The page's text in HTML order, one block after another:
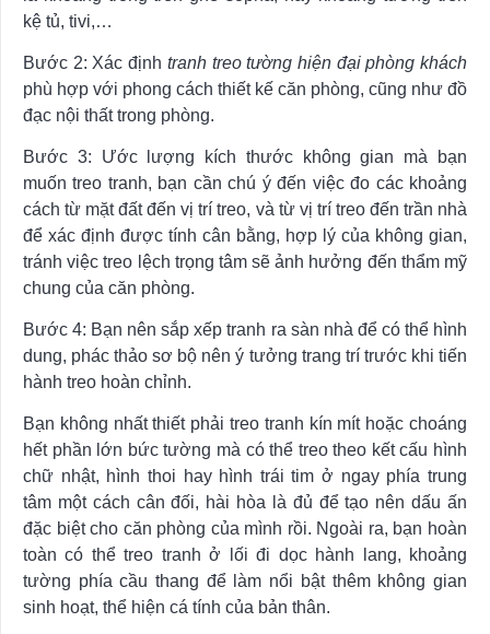
kệ tủ, tivi,…
Bước 2: Xác định tranh treo tường hiện đại phòng khách
phù hợp với phong cách thiết kế căn phòng, cũng như đồ
đạc nội thất trong phòng.
Bước 3: Ước lượng kích thước không gian mà bạn
muốn treo tranh, bạn cần chú ý đến việc đo các khoảng
cách từ mặt đất đến vị trí treo, và từ vị trí treo đến trần nhà
để xác định được tính cân bằng, hợp lý của không gian,
tránh việc treo lệch trọng tâm sẽ ảnh hưởng đến thẩm mỹ
chung của căn phòng.
Bước 4: Bạn nên sắp xếp tranh ra sàn nhà để có thể hình
dung, phác thảo sơ bộ nên ý tưởng trang trí trước khi tiến
hành treo hoàn chỉnh.
Bạn không nhất thiết phải treo tranh kín mít hoặc choáng
hết phần lớn bức tường mà có thể treo theo kết cấu hình
chữ nhật, hình thoi hay hình trái tim ở ngay phía trung
tâm một cách cân đối, hài hòa là đủ để tạo nên dấu ấn
đặc biệt cho căn phòng của mình rồi. Ngoài ra, bạn hoàn
toàn có thể treo tranh ở lối đi dọc hành lang, khoảng
tường phía cầu thang để làm nổi bật thêm không gian
sinh hoạt, thể hiện cá tính của bản thân.